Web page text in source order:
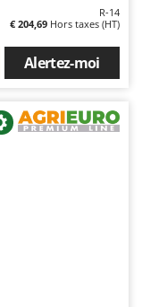
R-14
€ 204,69 Hors taxes (HT)
Alertez-moi